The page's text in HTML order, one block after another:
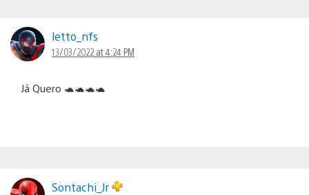
letto_nfs
13/03/2022 at 4:24 PM
Já Quero 🐢🐢🐢🐢
Sontachi_Jr